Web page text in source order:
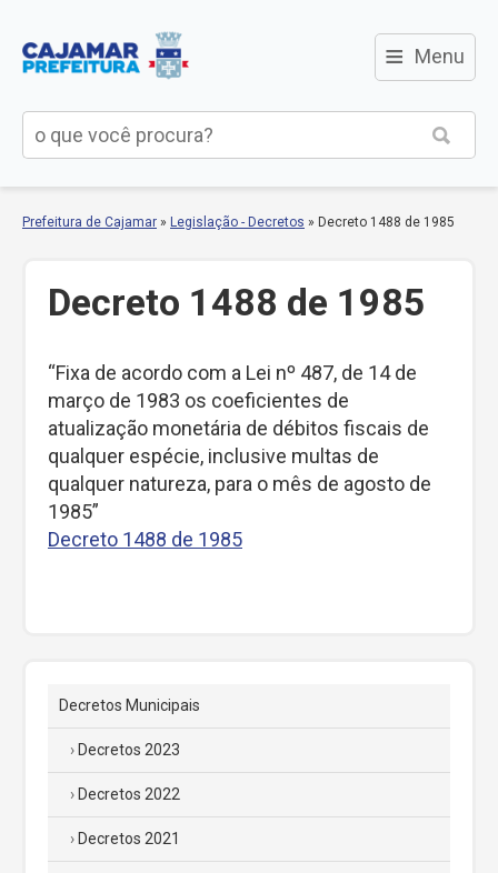
≡ Menu
Prefeitura de Cajamar » Legislação - Decretos » Decreto 1488 de 1985
Decreto 1488 de 1985
“Fixa de acordo com a Lei nº 487, de 14 de
março de 1983 os coeficientes de
atualização monetária de débitos fiscais de
qualquer espécie, inclusive multas de
qualquer natureza, para o mês de agosto de
1985”
Decreto 1488 de 1985
Decretos Municipais
Decretos 2023
Decretos 2022
Decretos 2021